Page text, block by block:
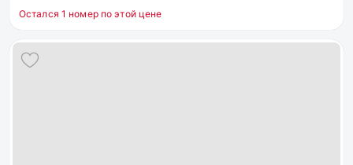
Остался 1 номер по этой цене